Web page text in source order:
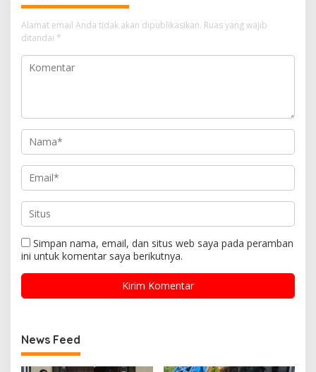
Alamat email Anda tidak akan dipublikasikan. Ruas yang wajib
ditandai *
Simpan nama, email, dan situs web saya pada peramban
ini untuk komentar saya berikutnya.
News Feed